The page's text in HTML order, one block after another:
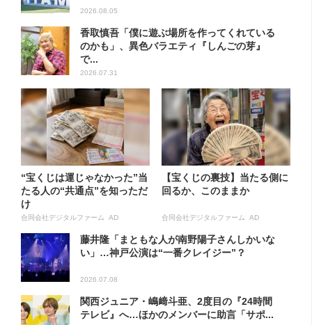
2026.08.05
香取慎吾「僕に遊ぶ場所を作ってくれている
のかも」、異色バラエティ『しんごの芽』
で...
2026.07.31
“宝くじは運じゃなかった”当
たる人の“共通点”を知っただ
け
合同会社デジタルファーム AD
【宝くじの裏技】当たる側に
回るか、このままか
合同会社デジタルファーム AD
藤井隆「まともな人が南野陽子さんしかいな
い」…神戸公演は“一番クレイジー”？
2026.07.08
関西ジュニア・嶋﨑斗亜、2度目の『24時間
テレビ』へ…ほかのメンバーに助言「サポ...